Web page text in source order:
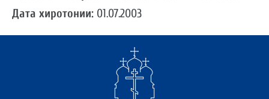
Дата хиротонии: 01.07.2003